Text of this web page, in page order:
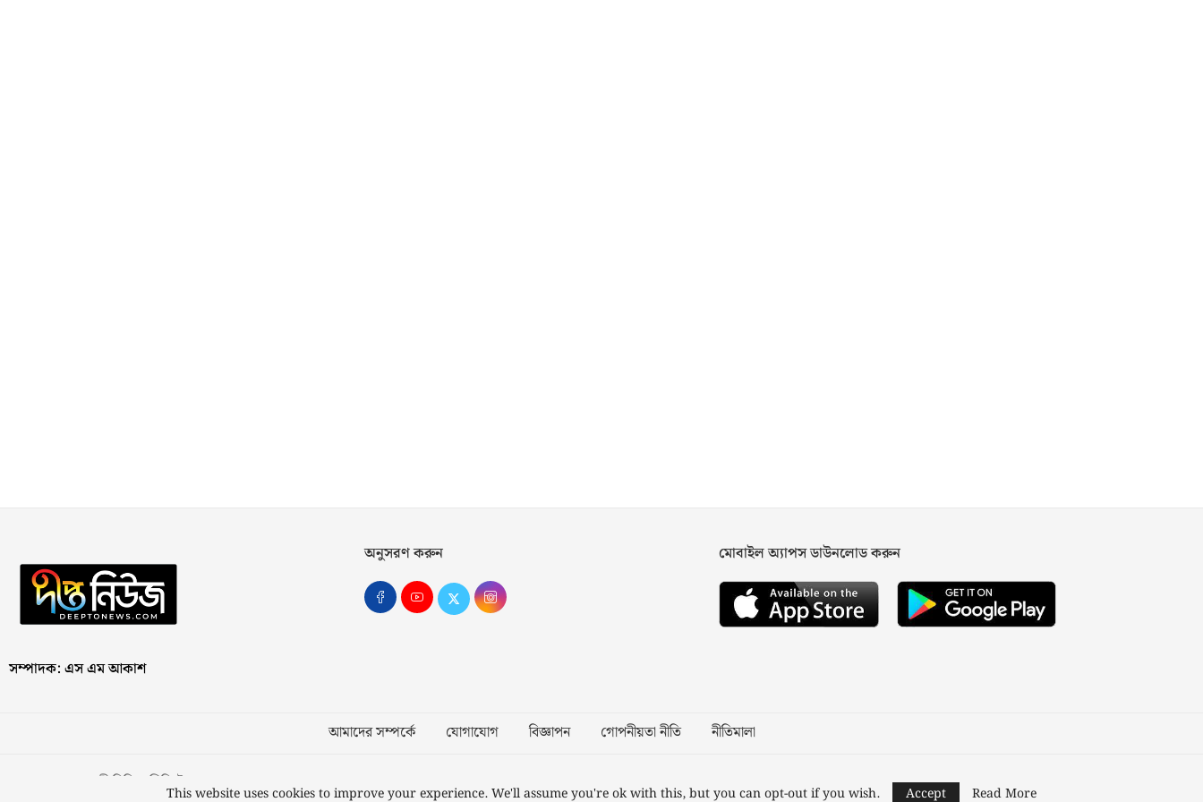
সম্পাদক: এস এম আকাশ
অনুসরণ করুন মোবাইল অ্যাপস ডাউনলোড করুন
আমাদের সম্পর্কে যোগাযোগ বিজ্ঞাপন গোপনীয়তা নীতি নীতিমালা
স্বত্ব © ২০২৩ কাজী মিডিয়া লিমিটেড Designed and Developed byNusratech Pte Ltd.
This website uses cookies to improve your experience. We'll assume you're ok with this, but you can opt-out if you wish. Accept Read More